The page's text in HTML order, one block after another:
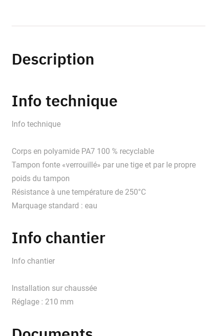
Description
Info technique
Info technique
Corps en polyamide PA7 100 % recyclable
Tampon fonte «verrouillé» par une tige et par le propre
poids du tampon
Résistance à une température de 250°C
Marquage standard : eau
Info chantier
Info chantier
Installation sur chaussée
Réglage : 210 mm